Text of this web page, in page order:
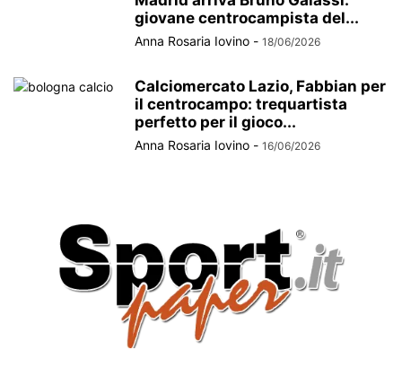
giovane centrocampista del...
Anna Rosaria Iovino - 18/06/2026
Calciomercato Lazio, Fabbian per
il centrocampo: trequartista
perfetto per il gioco...
Anna Rosaria Iovino - 16/06/2026